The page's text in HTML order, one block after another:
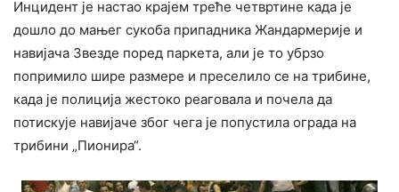
Инцидент је настао крајем треће четвртине када је
дошло до мањег сукоба припадника Жандармерије и
навијача Звезде поред паркета, али је то убрзо
попримило шире размере и преселило се на трибине,
када је полиција жестоко реаговала и почела да
потискује навијаче због чега је попустила ограда на
трибини „Пионира“.